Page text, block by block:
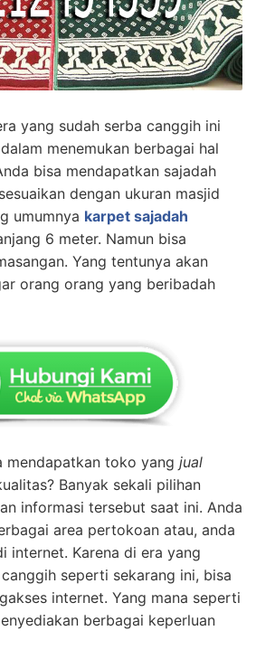
yang sudah serba canggih ini
menemukan berbagai hal
bisa mendapatkan sajadah
dengan ukuran masjid
umumnya karpet sajadah
6 meter. Namun bisa
Yang tentunya akan
orang orang yang beribadah
mendapatkan toko yang jual
Banyak sekali pilihan
informasi tersebut saat ini. Anda
area pertokoan atau, anda
internet. Karena di era yang
seperti sekarang ini, bisa
internet. Yang mana seperti
berbagai keperluan